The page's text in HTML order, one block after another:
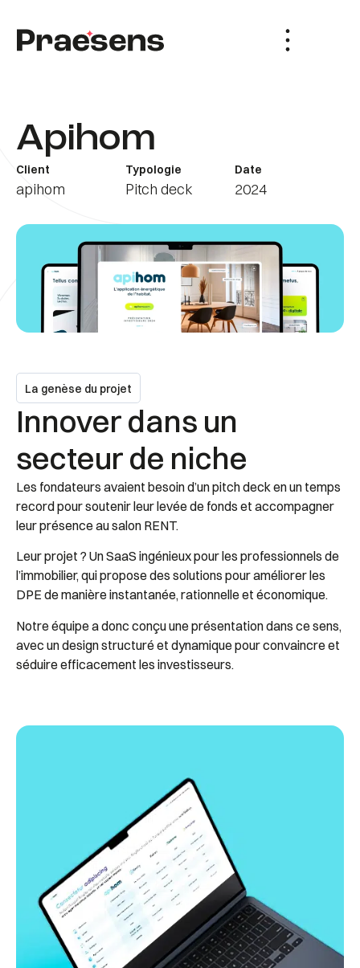
Apihom
Client
apihom
Typologie
Pitch deck
Date
2024
La genèse du projet
Innover dans un
secteur de niche
Les fondateurs avaient besoin d’un pitch deck en un temps
record pour soutenir leur levée de fonds et accompagner
leur présence au salon RENT.
Leur projet ? Un SaaS ingénieux pour les professionnels de
l’immobilier, qui propose des solutions pour améliorer les
DPE de manière instantanée, rationnelle et économique.
Notre équipe a donc conçu une présentation dans ce sens,
avec un design structuré et dynamique pour convaincre et
séduire efficacement les investisseurs.